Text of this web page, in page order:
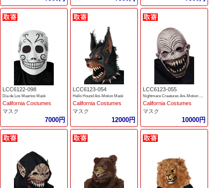
LCC6122-098
Dia de Los Muertos Mask
California Costumes
マスク
7000円
LCC6123-054
Hello Hound Ani-Motion Mask
California Costumes
マスク
12000円
LCC6123-055
California Costumes
マスク
10000円